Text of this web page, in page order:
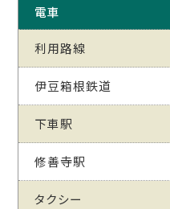
電車
利用路線
伊豆箱根鉄道
下車駅
修善寺駅
タクシー